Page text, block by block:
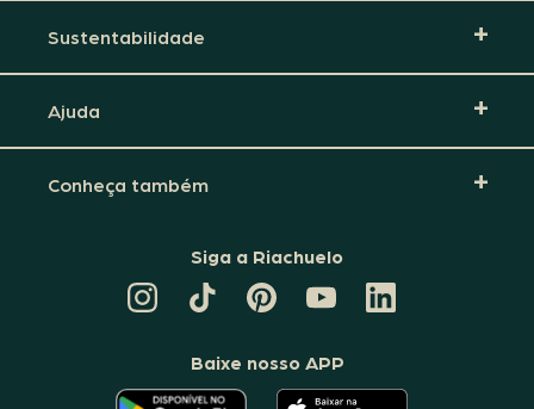
Sustentabilidade
Ajuda
Conheça também
Siga a Riachuelo
TIKTOK
DA
PINTEREST
DA
CANAL
DA
RIACHUELO
LINKEDIN
DA
Baixe nosso APP
O O